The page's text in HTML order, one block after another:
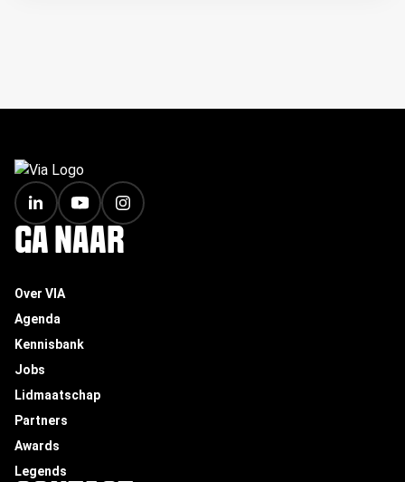
FOOTER
GA NAAR
Over VIA
Agenda
Kennisbank
Jobs
Lidmaatschap
Partners
Awards
Legends